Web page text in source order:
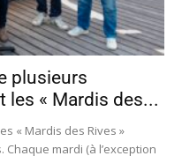
plusieurs
les « Mardis des...
« Mardis des Rives »
mardi (à l’exception